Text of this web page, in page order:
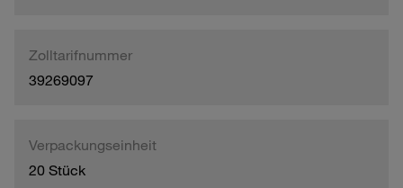
Zolltarifnummer
39269097
Verpackungseinheit
20 Stück